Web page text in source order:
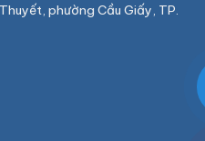
phường Cầu Giấy, TP.